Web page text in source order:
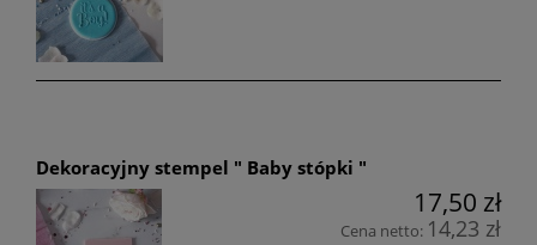
Dekoracyjny stempel " Baby stópki "
17,50 zł
Cena netto: 14,23 zł